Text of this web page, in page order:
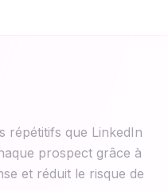
répétitifs que LinkedIn
prospect grâce à
et réduit le risque de